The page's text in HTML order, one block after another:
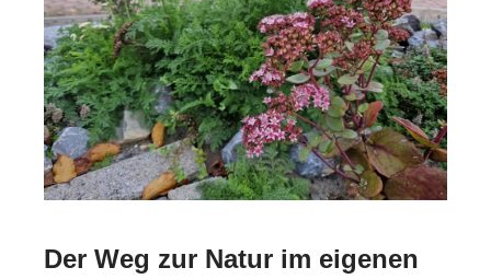
Der Weg zur Natur im eigenen